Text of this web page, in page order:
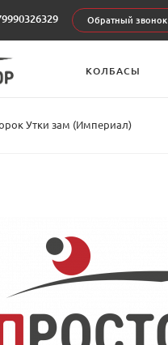
Обратный звонок
КОЛБАСЫ
Утки зам (Империал)